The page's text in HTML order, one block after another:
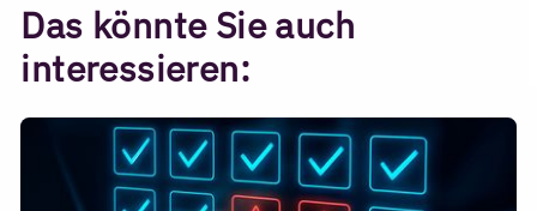
Das könnte Sie auch
interessieren: